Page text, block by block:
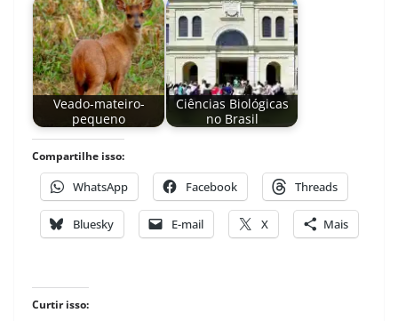
Veado-mateiro-
pequeno
Ciências Biológicas
no Brasil
Compartilhe isso:
WhatsApp Facebook Threads
Bluesky E-mail X Mais
Curtir isso: